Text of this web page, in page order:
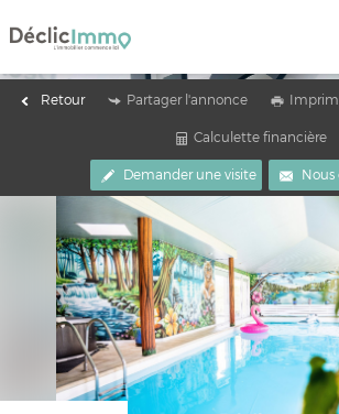
Retour Partager l'annonce
Calculette financière
Demander une visite